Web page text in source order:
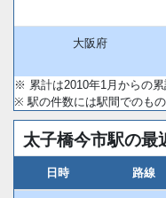
大阪府
※ 累計は2010年1月からの累
※ 駅の件数には駅間でのも
太子橋今市駅の最
日時 路線